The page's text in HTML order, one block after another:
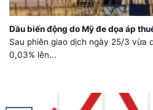
Dầu biến động do Mỹ đe dọa áp
Sau phiên giao dịch ngày 25/3 vừa
0,03% lên...